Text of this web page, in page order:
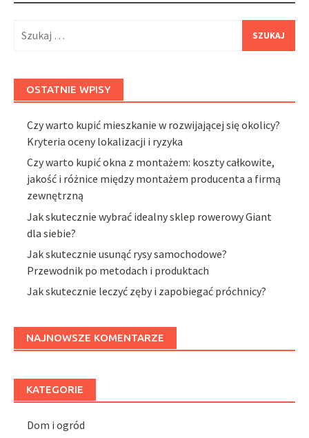
OSTATNIE WPISY
Czy warto kupić mieszkanie w rozwijającej się okolicy?
Kryteria oceny lokalizacji i ryzyka
Czy warto kupić okna z montażem: koszty całkowite,
jakość i różnice między montażem producenta a firmą
zewnętrzną
Jak skutecznie wybrać idealny sklep rowerowy Giant
dla siebie?
Jak skutecznie usunąć rysy samochodowe?
Przewodnik po metodach i produktach
Jak skutecznie leczyć zęby i zapobiegać próchnicy?
NAJNOWSZE KOMENTARZE
KATEGORIE
Dom i ogród